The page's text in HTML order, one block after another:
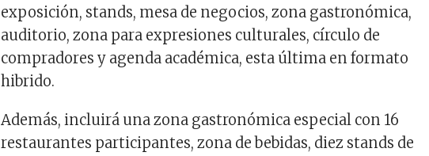
exposición, stands, mesa de negocios, zona gastronómica,
auditorio, zona para expresiones culturales, círculo de
compradores y agenda académica, esta última en formato
hibrido.
Además, incluirá una zona gastronómica especial con 16
restaurantes participantes, zona de bebidas, diez stands de